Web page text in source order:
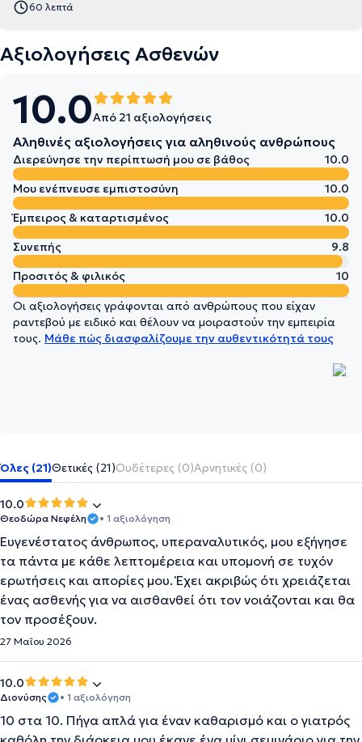
60 λεπτά
Αξιολογήσεις Ασθενών
10.0Από 21 αξιολογήσεις
Αληθινές αξιολογήσεις για αληθινούς ανθρώπους
Διερεύνησε την περίπτωσή μου σε βάθος
10.0
Μου ενέπνευσε εμπιστοσύνη
10.0
Έμπειρος & καταρτισμένος
10.0
Συνεπής
9.8
Προσιτός & φιλικός
10
Οι αξιολογήσεις γράφονται από ανθρώπους που είχαν
ραντεβού με ειδικό και θέλουν να μοιραστούν την εμπειρία
τους. Μάθε πώς διασφαλίζουμε την αυθεντικότητά τους
Όλες (21)Θετικές (21)Ουδέτερες (0)Αρνητικές (0)
10.0
Θεοδώρα Νεφέλη • 1 αξιολόγηση
Ευγενέστατος άνθρωπος, υπεραναλυτικός, μου εξήγησε
τα πάντα με κάθε λεπτομέρεια και υπομονή σε τυχόν
ερωτήσεις και απορίες μου. Έχει ακριβώς ότι χρειάζεται
ένας ασθενής για να αισθανθεί ότι τον νοιάζονται και θα
τον προσέξουν.
27 Μαΐου 2026
10.0
Διονύσης • 1 αξιολόγηση
10 στα 10. Πήγα απλά για έναν καθαρισμό και ο γιατρός